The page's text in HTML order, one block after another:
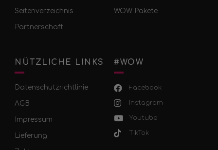
Seitenverzeichnis
Partnerschaft
WOW Pakete
NÜTZLICHE LINKS
Datenschutzrichtlinie
AGB
Impressum
Lieferung
#WOW
Facebook
Instagram
Youtube
TikTok